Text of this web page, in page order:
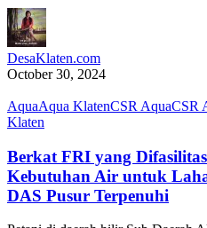
DesaKlaten.com
October 30, 2024
AquaAqua KlatenCSR AquaCSR
Klaten
Berkat FRI yang
Kebutuhan Air untuk
DAS Pusur Terpenuhi